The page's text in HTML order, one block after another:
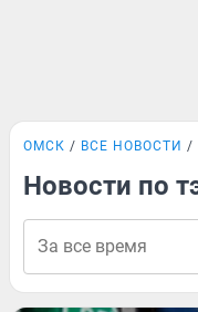
ОМСК ВСЕ НОВОСТИ
Новости по